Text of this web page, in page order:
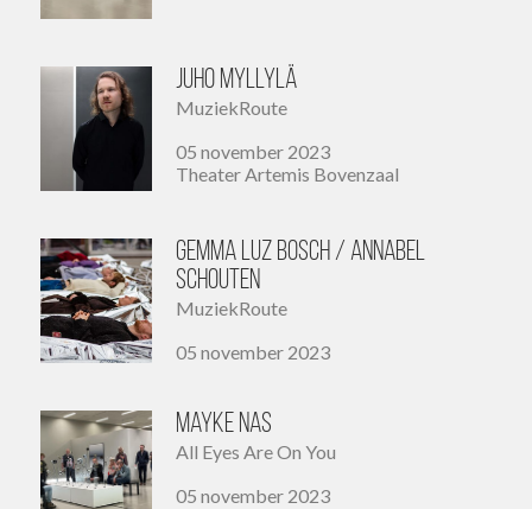
Juho Myllylä
MuziekRoute
05 november 2023
Theater Artemis Bovenzaal
Gemma Luz Bosch / Annabel
Schouten
MuziekRoute
05 november 2023
Mayke Nas
All Eyes Are On You
05 november 2023